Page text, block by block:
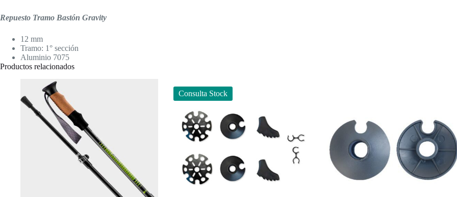
Repuesto Tramo Bastón Gravity
12 mm
Tramo: 1° sección
Aluminio 7075
Productos relacionados
Consulta Stock